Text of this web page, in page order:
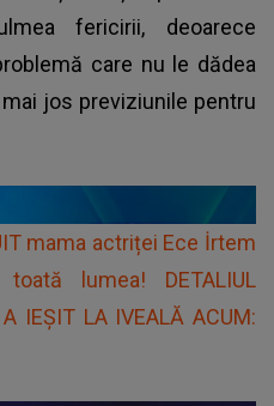
fericirii, deoarece
care nu le dădea
jos previziunile pentru
mama actriței Ece İrtem
lumea! DETALIUL
IEȘIT LA IVEALĂ ACUM: